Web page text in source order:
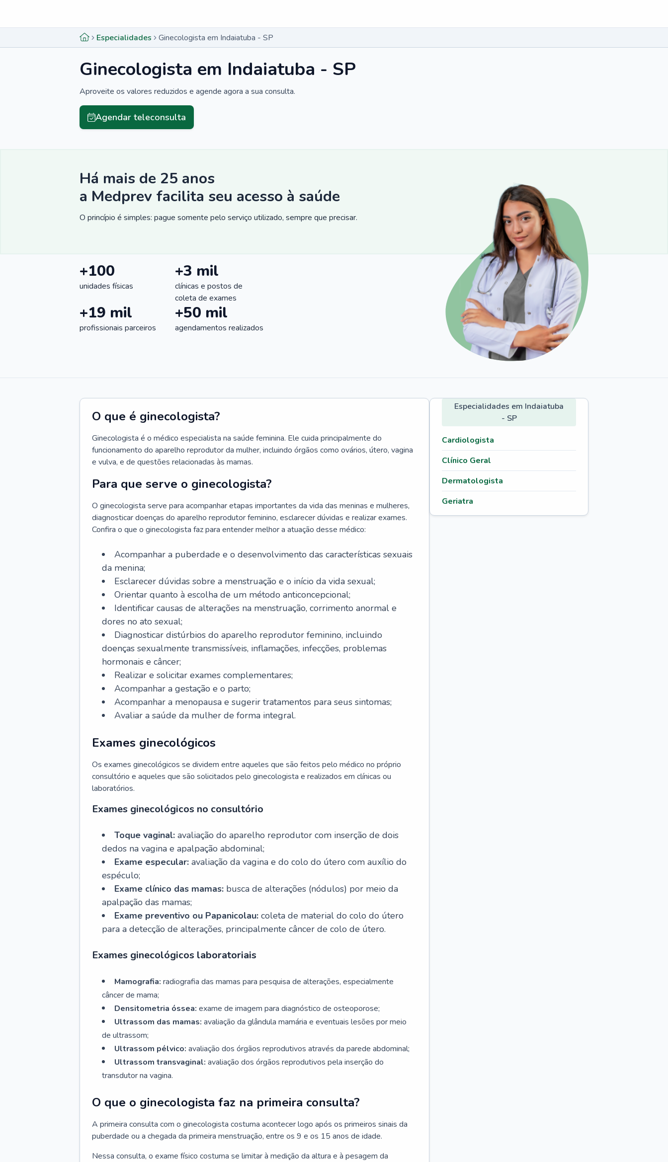
Especialidades Ginecologista em Indaiatuba - SP
Ginecologista em Indaiatuba - SP
Aproveite os valores reduzidos e agende agora a sua consulta.
Agendar teleconsulta
Há mais de 25 anos
a Medprev facilita seu acesso à saúde
O princípio é simples: pague somente pelo serviço utilizado, sempre que precisar.
+100
unidades físicas
+3 mil
clínicas e postos de
coleta de exames
+19 mil
profissionais parceiros
+50 mil
agendamentos realizados
O que é ginecologista?
Ginecologista é o médico especialista na saúde feminina. Ele cuida principalmente do
funcionamento do aparelho reprodutor da mulher, incluindo órgãos como ovários, útero, vagina
e vulva, e de questões relacionadas às mamas.
Para que serve o ginecologista?
O ginecologista serve para acompanhar etapas importantes da vida das meninas e mulheres,
diagnosticar doenças do aparelho reprodutor feminino, esclarecer dúvidas e realizar exames.
Confira o que o ginecologista faz para entender melhor a atuação desse médico:
Acompanhar a puberdade e o desenvolvimento das características sexuais
da menina;
Esclarecer dúvidas sobre a menstruação e o início da vida sexual;
Orientar quanto à escolha de um método anticoncepcional;
Identificar causas de alterações na menstruação, corrimento anormal e
dores no ato sexual;
Diagnosticar distúrbios do aparelho reprodutor feminino, incluindo
doenças sexualmente transmissíveis, inflamações, infecções, problemas
hormonais e câncer;
Realizar e solicitar exames complementares;
Acompanhar a gestação e o parto;
Acompanhar a menopausa e sugerir tratamentos para seus sintomas;
Avaliar a saúde da mulher de forma integral.
Exames ginecológicos
Os exames ginecológicos se dividem entre aqueles que são feitos pelo médico no próprio
consultório e aqueles que são solicitados pelo ginecologista e realizados em clínicas ou
laboratórios.
Exames ginecológicos no consultório
Toque vaginal: avaliação do aparelho reprodutor com inserção de dois
dedos na vagina e apalpação abdominal;
Exame especular: avaliação da vagina e do colo do útero com auxílio do
espéculo;
Exame clínico das mamas: busca de alterações (nódulos) por meio da
apalpação das mamas;
Exame preventivo ou Papanicolau: coleta de material do colo do útero
para a detecção de alterações, principalmente câncer de colo de útero.
Exames ginecológicos laboratoriais
Mamografia: radiografia das mamas para pesquisa de alterações, especialmente
câncer de mama;
Densitometria óssea: exame de imagem para diagnóstico de osteoporose;
Ultrassom das mamas: avaliação da glândula mamária e eventuais lesões por meio
de ultrassom;
Ultrassom pélvico: avaliação dos órgãos reprodutivos através da parede abdominal;
Ultrassom transvaginal: avaliação dos órgãos reprodutivos pela inserção do
transdutor na vagina.
O que o ginecologista faz na primeira consulta?
A primeira consulta com o ginecologista costuma acontecer logo após os primeiros sinais da
puberdade ou a chegada da primeira menstruação, entre os 9 e os 15 anos de idade.
Nessa consulta, o exame físico costuma se limitar à medição da altura e à pesagem da
Especialidades em Indaiatuba
- SP
Cardiologista
Clínico Geral
Dermatologista
Geriatra